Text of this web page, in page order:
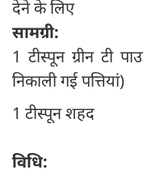
देने के लिए
सामग्री:
1 टीस्पून ग्रीन टी
निकाली गई पत्तियां)
1 टीस्पून शहद
विधि: